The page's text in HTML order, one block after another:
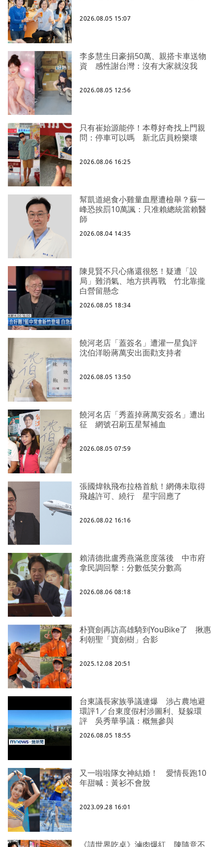
2026.08.05 15:07
李多慧生日豪捐50萬、親搭卡車送物
資 感性謝台灣：沒有大家就沒我
2026.08.05 12:56
只有崔始源能停！本尊好奇找上門親
問：停車可以嗎 新北店員粉樂壞
2026.08.06 16:25
幫凱道絕食小雞量血壓遭檢舉？蘇一
峰恐挨罰10萬諷：只准賴總統當賴醫
師
2026.08.04 14:35
陳見賢不只心痛還很怒！疑遭「設
局」難消氣、地方拱再戰 竹北靠攏
白營留懸念
2026.08.05 18:34
饒河老店「蓋簽名」遭灌一星負評
沈伯洋盼蔣萬安出面勸支持者
2026.08.05 13:50
饒河名店「秀蓋掉蔣萬安簽名」遭出
征 網號召刷五星幫補血
2026.08.05 07:59
張國煒執飛布拉格首航！網傳未取得
飛越許可、繞行 星宇回應了
2026.08.02 16:16
賴清德批盧秀燕滿意度落後 中市府
拿民調回擊：分數低笑分數高
2026.08.06 08:18
朴寶劍再訪高雄騎到YouBike了 揪惠
利朝聖「寶劍樹」合影
2025.12.08 20:51
台東議長家族爭議連爆 涉占農地避
環評1／台東度假村涉圖利、疑躲環
評 吳秀華爭議：概無參與
2026.08.05 18:55
又一啦啦隊女神結婚！ 愛情長跑10
年甜喊：黃衫不會脫
2023.09.28 16:01
《請世界吃桌》滷肉爆紅 陳隨意不